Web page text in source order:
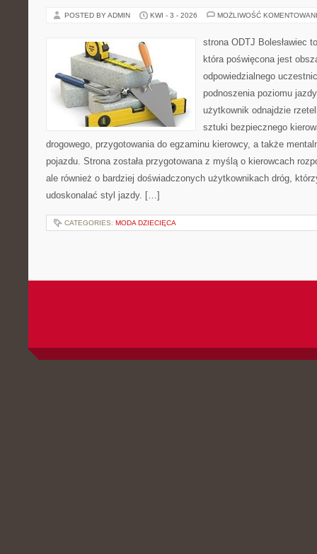
POSTED BY ADMIN KWI - 3 - 2026 MOŻLIWOŚĆ
strona ODTJ Bolesławiec
która poświęcona jest
odpowiedzialnego
podnoszenia poziomu
użytkownik odnajdzie
sztuki bezpiecznego
drogowego, przygotowania do egzaminu kierowcy, a także
pojazdu. Strona została przygotowana z myślą o kierowcach
ale również o bardziej doświadczonych użytkownikach dróg,
udoskonalać styl jazdy. […]
CATEGORIES: MODA DZIECIĘCA